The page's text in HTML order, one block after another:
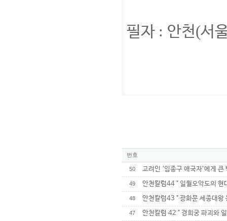
필자 : 안천(서
번호
50 고려인 ‘임종구 애국자’에게 큰
49 안천칼럼44 " 일월오악도의 현
48 안천칼럼43 " 광화문 세종대
47 안천칼럼 42 " 경희궁 파괴와